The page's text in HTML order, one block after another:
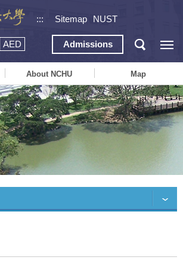
::: Sitemap NUST
AED Admissions
About NCHU Map